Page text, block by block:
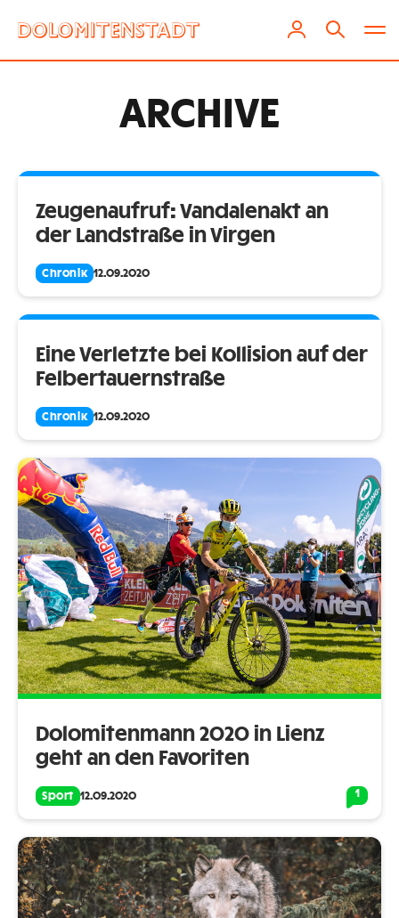
ARCHIVE
Zeugenaufruf: Vandalenakt an
der Landstraße in Virgen
Chronik 12.09.2020
Eine Verletzte bei Kollision auf der
Felbertauernstraße
Chronik 12.09.2020
Dolomitenmann 2020 in Lienz
geht an den Favoriten
Sport 12.09.2020 1